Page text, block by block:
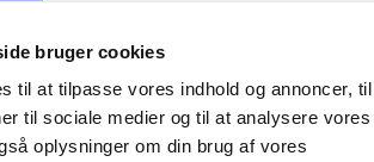
bruger cookies
til at tilpasse vores indhold og annoncer,
til sociale medier og til at analysere vores
oplysninger om din brug af vores